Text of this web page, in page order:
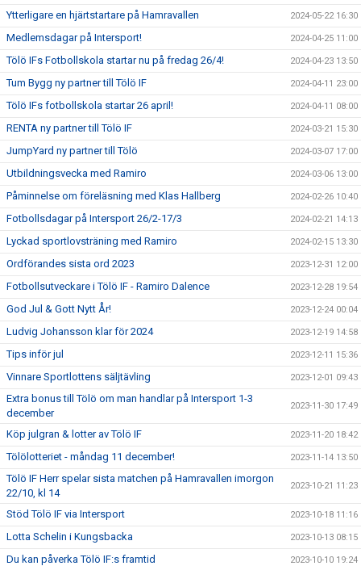
Ytterligare en hjärtstartare på Hamravallen 2024-05-22 16:30
Medlemsdagar på Intersport! 2024-04-25 11:00
Tölö IFs Fotbollskola startar nu på fredag 26/4! 2024-04-23 13:50
Tum Bygg ny partner till Tölö IF 2024-04-11 23:00
Tölö IFs fotbollskola startar 26 april! 2024-04-11 08:00
RENTA ny partner till Tölö IF 2024-03-21 15:30
JumpYard ny partner till Tölö 2024-03-07 17:00
Utbildningsvecka med Ramiro 2024-03-06 13:00
Påminnelse om föreläsning med Klas Hallberg 2024-02-26 10:40
Fotbollsdagar på Intersport 26/2-17/3 2024-02-21 14:13
Lyckad sportlovsträning med Ramiro 2024-02-15 13:30
Ordförandes sista ord 2023 2023-12-31 12:00
Fotbollsutveckare i Tölö IF - Ramiro Dalence 2023-12-28 19:54
God Jul & Gott Nytt År! 2023-12-24 00:04
Ludvig Johansson klar för 2024 2023-12-19 14:58
Tips inför jul 2023-12-11 15:36
Vinnare Sportlottens säljtävling 2023-12-01 09:43
Extra bonus till Tölö om man handlar på Intersport 1-3
december
2023-11-30 17:49
Köp julgran & lotter av Tölö IF 2023-11-20 18:42
Tölölotteriet - måndag 11 december! 2023-11-14 13:50
Tölö IF Herr spelar sista matchen på Hamravallen imorgon
22/10, kl 14
2023-10-21 11:23
Stöd Tölö IF via Intersport 2023-10-18 11:16
Lotta Schelin i Kungsbacka 2023-10-13 08:15
Du kan påverka Tölö IF:s framtid 2023-10-10 19:24